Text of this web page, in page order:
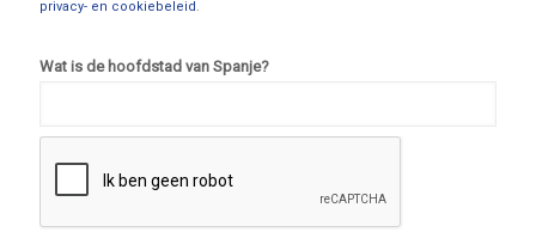
privacy- en cookiebeleid.
Wat is de hoofdstad van Spanje?